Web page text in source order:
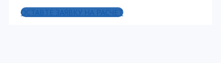
ОСТАВТЕ ЗАЯВКУ НА РАСЧЕТ